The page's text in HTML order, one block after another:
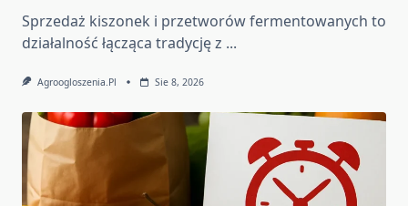
Sprzedaż kiszonek i przetworów fermentowanych to
działalność łącząca tradycję z ...
Agroogloszenia.pl Sie 8, 2026